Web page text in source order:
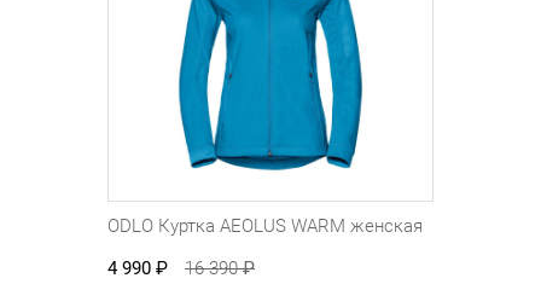
ODLO Куртка AEOLUS WARM женская
4 990 ₽ 16 390₽